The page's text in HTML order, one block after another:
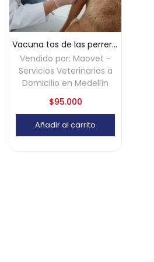
Vacuna tos de las perreras (Bordetella) a domicilio – Medellín
Vendido por: Maovet -
Servicios Veterinarios a
Domicilio en Medellín
$95.000
Añadir al carrito